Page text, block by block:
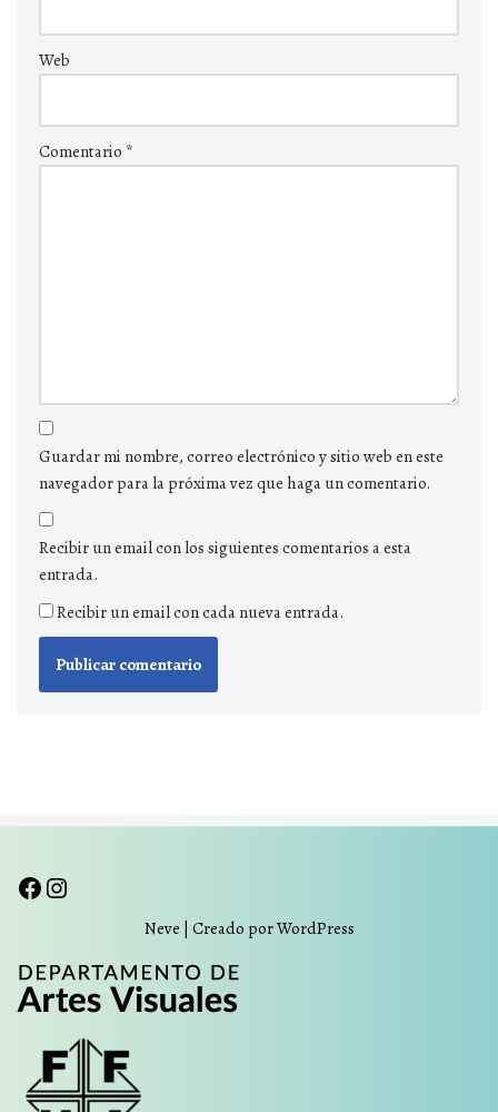
Web
Comentario *
Guardar mi nombre, correo electrónico y sitio web en este
navegador para la próxima vez que haga un comentario.
Recibir un email con los siguientes comentarios a esta
entrada.
Recibir un email con cada nueva entrada.
Neve | Creado porWordPress